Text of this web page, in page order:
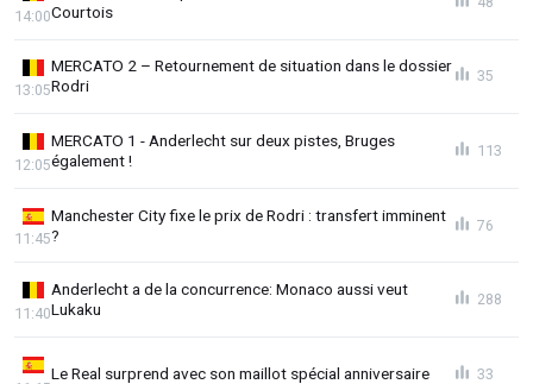
Courtois
14:00
MERCATO 2 – Retournement de situation dans le dossier
Rodri
13:05
35
MERCATO 1 - Anderlecht sur deux pistes, Bruges
également !
12:05
113
Manchester City fixe le prix de Rodri : transfert imminent
?
11:45
76
Anderlecht a de la concurrence: Monaco aussi veut
Lukaku
11:40
288
Le Real surprend avec son maillot spécial anniversaire 33